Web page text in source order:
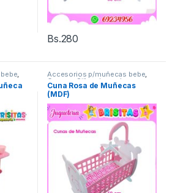
Bs.280
, Accesorios p/muñecas bebe,
Cunas y Sillas de madera
Cuna Rosa de Muñecas
(MDF)